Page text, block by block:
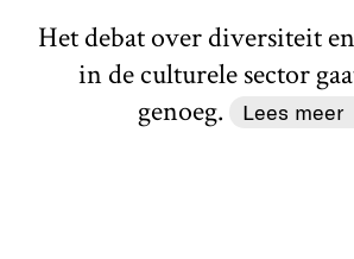
Het debat over diversiteit
in de culturele sector
genoeg.
Lees meer